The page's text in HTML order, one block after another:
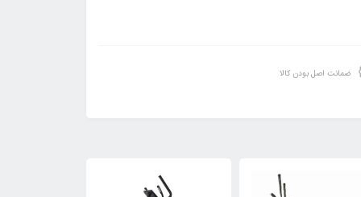
ضمانت اصل بودن کالا